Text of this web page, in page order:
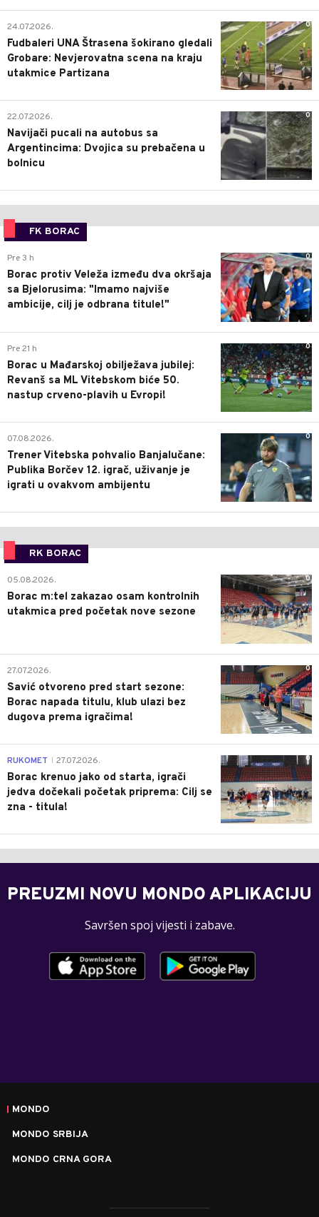
0
24.07.2026.
Fudbaleri UNA Štrasena šokirano gledali
Grobare: Nevjerovatna scena na kraju
utakmice Partizana
0
22.07.2026.
Navijači pucali na autobus sa
Argentincima: Dvojica su prebačena u
bolnicu
FK BORAC
0
Pre 3 h
Borac protiv Veleža između dva okršaja
sa Bjelorusima: "Imamo najviše
ambicije, cilj je odbrana titule!"
0
Pre 21 h
Borac u Mađarskoj obilježava jubilej:
Revanš sa ML Vitebskom biće 50.
nastup crveno-plavih u Evropi!
0
07.08.2026.
Trener Vitebska pohvalio Banjalučane:
Publika Borčev 12. igrač, uživanje je
igrati u ovakvom ambijentu
RK BORAC
0
05.08.2026.
Borac m:tel zakazao osam kontrolnih
utakmica pred početak nove sezone
0
27.07.2026.
Savić otvoreno pred start sezone:
Borac napada titulu, klub ulazi bez
dugova prema igračima!
0
RUKOMET 27.07.2026.
Borac krenuo jako od starta, igrači
jedva dočekali početak priprema: Cilj se
zna - titula!
PREUZMI NOVU MONDO APLIKACIJU
Savršen spoj vijesti i zabave.
MONDO
MONDO SRBIJA
MONDO CRNA GORA